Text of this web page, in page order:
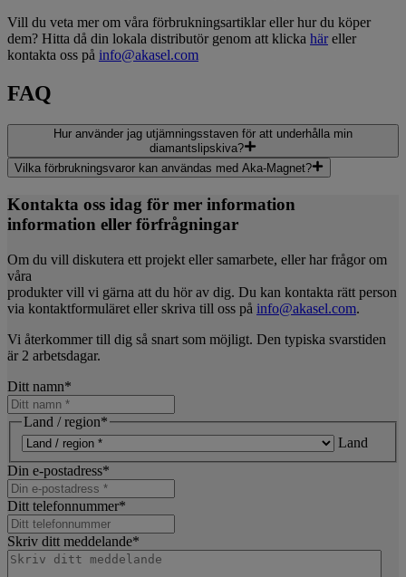
Vill du veta mer om våra förbrukningsartiklar eller hur du köper
dem? Hitta då din lokala distributör genom att klicka här eller
kontakta oss på info@akasel.com
FAQ
Hur använder jag utjämningsstaven för att underhålla min
diamantslipskiva?
Vilka förbrukningsvaror kan användas med Aka-Magnet?
Kontakta oss idag för mer information
information eller förfrågningar
Om du vill diskutera ett projekt eller samarbete, eller har frågor om
våra
produkter vill vi gärna att du hör av dig. Du kan kontakta rätt person
via kontaktformuläret eller skriva till oss på info@akasel.com.
Vi återkommer till dig så snart som möjligt. Den typiska svarstiden
är 2 arbetsdagar.
Ditt namn*
Land / region*
Land
Din e-postadress*
Ditt telefonnummer*
Skriv ditt meddelande*